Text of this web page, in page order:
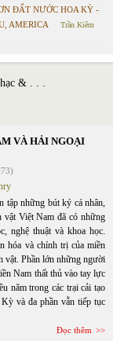
ĐẤT NƯỚC HOA KỲ -
AMERICA
Trần Kiêm
& . . .
VÀ HẢI NGOẠI
tập những bút ký cá nhân,
vật Việt Nam đã có những
nghệ thuật và khoa học.
hóa và chính trị của miền
vật. Phần lớn những người
Nam thất thủ vào tay lực
năm trong các trại cải tạo
và đa phần vẫn tiếp tục
Đọc thêm